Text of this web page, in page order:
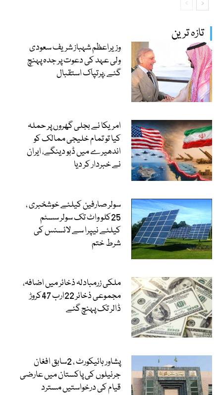
تازہ ترین
وزیراعظم شہباز شریف سعودی
ولی عہد کی دعوت پر جدہ پہنچ
گئے ،پرتپاک استقبال
امریکا نے بجلی گھروں پر حملہ
کیا تو تمام خلیجی ممالک کو
اندھیرے میں ڈبو دینگے، ایران
نے خبردار کر دیا
سولر صارفین کیلئے خوشخبری ،
25کلو واٹ تک سولر سسٹم
کیلئے نیپرا سے لائسنس کی
شرط ختم
ملکی زرمبادلہ ذخائر میں اضافہ،
مجموعی ذخائر 22ارب 47کروڑ
ڈالر تک پہنچ گئے
پشاور ہائیکورٹ ، 2سابق افغان
جرنیلوں کی پاکستان میں عارضی
قیام کی درخواستیں مسترد